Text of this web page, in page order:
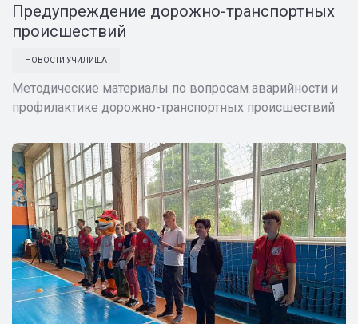
Предупреждение дорожно-транспортных
происшествий
НОВОСТИ УЧИЛИЩА
Методические материалы по вопросам аварийности и
профилактике дорожно-транспортных происшествий